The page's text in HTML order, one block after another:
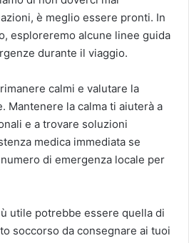
è meglio essere pronti. In
esploreremo alcune linee guida
durante il viaggio.
calmi e valutare la
Mantenere la calma ti aiuterà a
e a trovare soluzioni
medica immediata se
di emergenza locale per
utile potrebbe essere quella di
soccorso da consegnare ai tuoi